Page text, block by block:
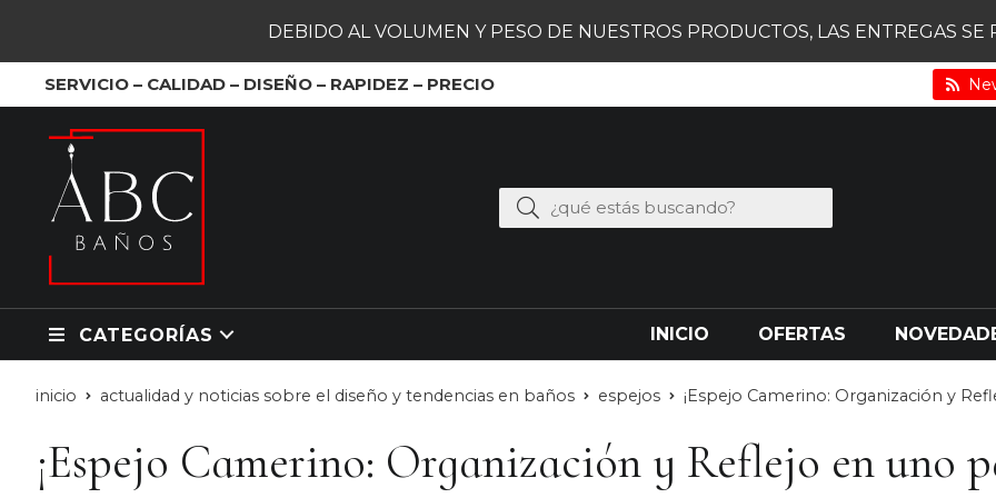
DEBIDO AL VOLUMEN Y PESO DE NUESTROS PRODUCTOS, LAS ENTREGAS SE
SERVICIO – CALIDAD – DISEÑO – RAPIDEZ – PRECIO
CATEGORÍAS INICIO OFERTAS
inicio actualidad y noticias sobre el diseño y tendencias en baños espejos ¡Espejo Camerino: Organización y
¡Espejo Camerino: Organización y Reflejo en uno